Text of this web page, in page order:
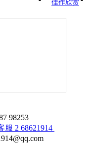
佳作欣赏
98253
68621914